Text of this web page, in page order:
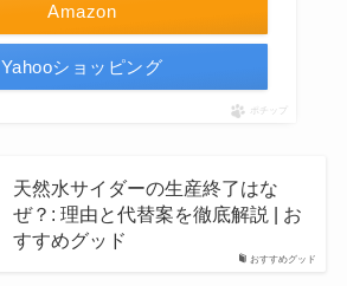
Amazon
Yahooショッピング
ポチップ
おすすめグッド
天然水サイダーの生産終了はな
ぜ？: 理由と代替案を徹底解説 | お
すすめグッド